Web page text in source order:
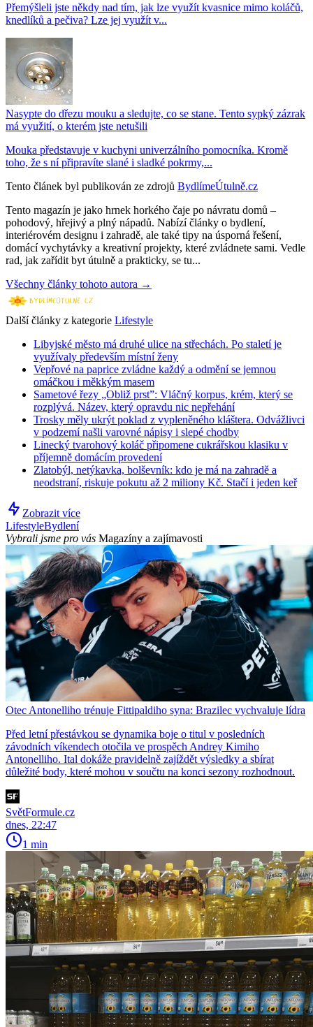
Přemýšleli jste někdy nad tím, jak lze využít kvasnice mimo koláčů,
knedlíků a pečiva? Lze jej využít v...
Nasypte do dřezu mouku a sledujte, co se stane. Tento sypký zázrak
má využití, o kterém jste netušili
Mouka představuje v kuchyni univerzálního pomocníka. Kromě
toho, že s ní připravíte slané i sladké pokrmy,...
Tento článek byl publikován ze zdrojů BydlímeÚtulně.cz
Tento magazín je jako hrnek horkého čaje po návratu domů –
pohodový, hřejivý a plný nápadů. Nabízí články o bydlení,
interiérovém designu i zahradě, ale také tipy na úsporná řešení,
domácí vychytávky a kreativní projekty, které zvládnete sami. Vedle
rad, jak zařídit byt útulně a prakticky, se tu...
Všechny články tohoto autora →
Další články z kategorie Lifestyle
Libyjské město má druhé ulice na střechách. Po staletí je
využívaly především místní ženy
Vepřové na paprice zvládne každý a odmění se jemnou
omáčkou i měkkým masem
Sametové řezy „Obliž prst”: Vláčný korpus, krém, který se
rozplývá. Název, který opravdu nic nepřehání
Trosky měly ukrýt poklad z vypleněného kláštera. Odvážlivci
v podzemí našli varovné nápisy i slepé chodby
Linecký tvarohový koláč připomene cukrářskou klasiku v
příjemně domácím provedení
Zlatobýl, netýkavka, bolševník: kdo je má na zahradě a
neodstraní, riskuje pokutu až 2 miliony Kč. Stačí i jeden keř
Zobrazit více
LifestyleBydlení
Vybrali jsme pro vás Magazíny a zajímavosti
Otec Antonelliho trénuje Fittipaldiho syna: Brazilec vychvaluje lídra
Před letní přestávkou se dynamika boje o titul v posledních
závodních víkendech otočila ve prospěch Andrey Kimiho
Antonelliho. Ital dokáže pravidelně zajíždět výsledky a sbírat
důležité body, které mohou v součtu na konci sezony rozhodnout.
SvětFormule.cz
dnes, 22:47
1 min